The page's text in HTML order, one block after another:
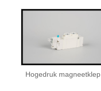
Hogedruk magneetklep